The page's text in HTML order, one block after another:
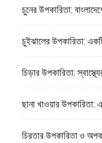
চুনের উপকারিতা:
চুইঝালের উপকারিতা:
চিড়ার উপকারিতা:
ছানা খাওয়ার
চিরতার উপকারিতা ও